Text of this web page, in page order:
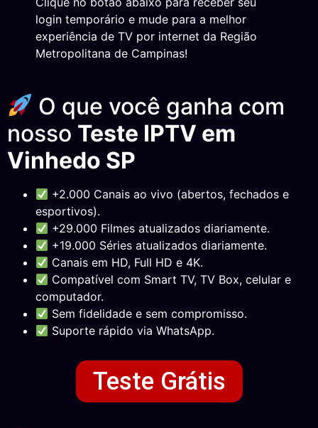
login temporário e mude para a melhor
experiência de TV por internet da Região
Metropolitana de Campinas!
O que você ganha com
nosso Teste IPTV em
Vinhedo SP
+2.000 Canais ao vivo (abertos, fechados e
esportivos).
+29.000 Filmes atualizados diariamente.
+19.000 Séries atualizados diariamente.
Canais em HD, Full HD e 4K.
Compatível com Smart TV, TV Box, celular e
computador.
Sem fidelidade e sem compromisso.
Suporte rápido via WhatsApp.
Teste Grátis